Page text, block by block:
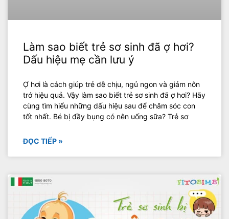
Làm sao biết trẻ sơ sinh đã ợ hơi?
Dấu hiệu mẹ cần lưu ý
Ợ hơi là cách giúp trẻ dễ chịu, ngủ ngon và giảm nôn
trớ hiệu quả. Vậy làm sao biết trẻ sơ sinh đã ợ hơi? Hãy
cùng tìm hiểu những dấu hiệu sau để chăm sóc con
tốt nhất. Bé bị đầy bụng có nên uống sữa? Trẻ sơ
ĐỌC TIẾP »